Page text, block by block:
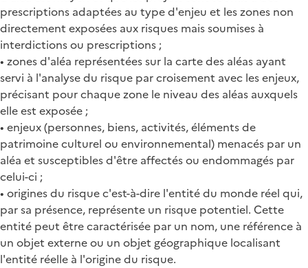
prescriptions adaptées au type d'enjeu et les zones non
directement exposées aux risques mais soumises à
interdictions ou prescriptions ;
• zones d'aléa représentées sur la carte des aléas ayant
servi à l'analyse du risque par croisement avec les enjeux,
précisant pour chaque zone le niveau des aléas auxquels
elle est exposée ;
• enjeux (personnes, biens, activités, éléments de
patrimoine culturel ou environnemental) menacés par un
aléa et susceptibles d'être affectés ou endommagés par
celui-ci ;
• origines du risque c'est-à-dire l'entité du monde réel qui,
par sa présence, représente un risque potentiel. Cette
entité peut être caractérisée par un nom, une référence à
un objet externe ou un objet géographique localisant
l'entité réelle à l'origine du risque.